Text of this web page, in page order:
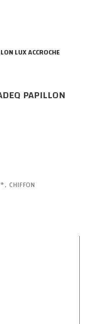
LUX ACCROCHE
PAPILLON
, CHIFFON